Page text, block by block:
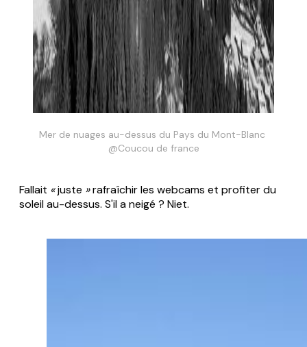
Mer de nuages au-dessus du Pays du Mont-Blanc
@Coucou de france
Fallait «juste »rafraîchir les webcams et profiter du
soleil au-dessus. S'il a neigé ? Niet.